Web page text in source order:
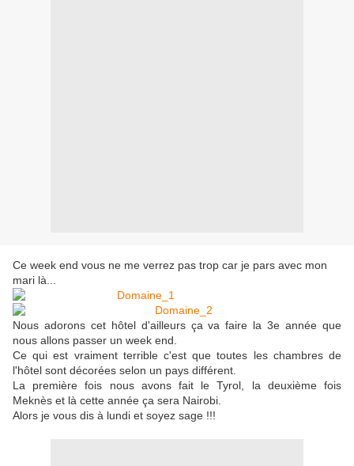
Ce week end vous ne me verrez pas trop car je pars avec mon
mari là...
Nous adorons cet hôtel d'ailleurs ça va faire la 3e année que
nous allons passer un week end.
Ce qui est vraiment terrible c'est que toutes les chambres de
l'hôtel sont décorées selon un pays différent.
La première fois nous avons fait le Tyrol, la deuxième fois
Meknès et là cette année ça sera Nairobi.
Alors je vous dis à lundi et soyez sage !!!